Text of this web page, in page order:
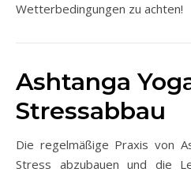
Wetterbedingungen zu achten!
Ashtanga
Stressabbau
Die regelmäßige Praxis von
Stress abzubauen und die